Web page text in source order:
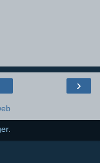
›
.